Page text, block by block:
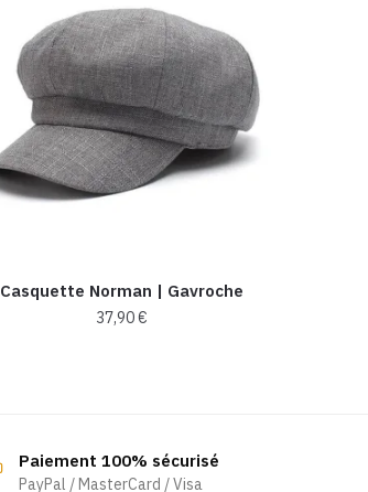
Casquette Norman | Gavroche
37,90€
Paiement 100% sécurisé
PayPal / MasterCard / Visa